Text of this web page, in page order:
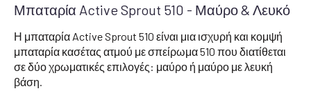
Μπαταρία Active Sprout 510 - Μαύρο & Λευκό
Η μπαταρία Active Sprout 510 είναι μια ισχυρή και κομψή
μπαταρία κασέτας ατμού με σπείρωμα 510 που διατίθεται
σε δύο χρωματικές επιλογές: μαύρο ή μαύρο με λευκή
βάση.